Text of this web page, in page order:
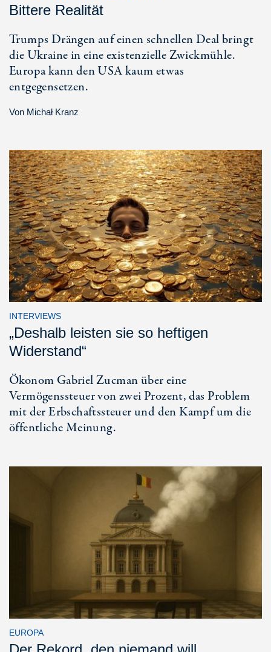
Bittere Realität
Trumps Drängen auf einen schnellen Deal bringt
die Ukraine in eine existenzielle Zwickmühle.
Europa kann den USA kaum etwas
entgegensetzen.
Von Michał Kranz
INTERVIEWS
„Deshalb leisten sie so heftigen
Widerstand“
Ökonom Gabriel Zucman über eine
Vermögenssteuer von zwei Prozent, das Problem
mit der Erbschaftssteuer und den Kampf um die
öffentliche Meinung.
EUROPA